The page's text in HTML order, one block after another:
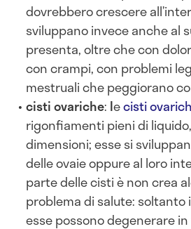
dovrebbero crescere
sviluppano invece anche al
presenta, oltre che con
con crampi, con problemi
mestruali che peggiorano
cisti ovariche: lecisti
rigonfiamenti pieni di
dimensioni; essesi
delle ovaie oppure al loro
parte delle cisti è non crea
problema di salute: soltanto
esse possono degenerare